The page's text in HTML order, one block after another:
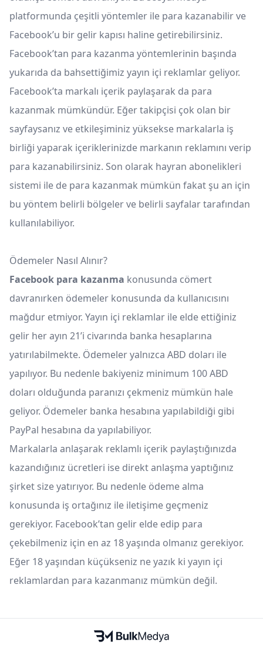
platformunda çeşitli yöntemler ile para kazanabilir ve
Facebook’u bir gelir kapısı haline getirebilirsiniz.
Facebook’tan para kazanma yöntemlerinin başında
yukarıda da bahsettiğimiz yayın içi reklamlar geliyor.
Facebook’ta markalı içerik paylaşarak da para
kazanmak mümkündür. Eğer takipçisi çok olan bir
sayfaysanız ve etkileşiminiz yüksekse markalarla iş
birliği yaparak içeriklerinizde markanın reklamını verip
para kazanabilirsiniz. Son olarak hayran abonelikleri
sistemi ile de para kazanmak mümkün fakat şu an için
bu yöntem belirli bölgeler ve belirli sayfalar tarafından
kullanılabiliyor.
Ödemeler Nasıl Alınır?
Facebook para kazanma konusunda cömert
davranırken ödemeler konusunda da kullanıcısını
mağdur etmiyor. Yayın içi reklamlar ile elde ettiğiniz
gelir her ayın 21’i civarında banka hesaplarına
yatırılabilmekte. Ödemeler yalnızca ABD doları ile
yapılıyor. Bu nedenle bakiyeniz minimum 100 ABD
doları olduğunda paranızı çekmeniz mümkün hale
geliyor. Ödemeler banka hesabına yapılabildiği gibi
PayPal hesabına da yapılabiliyor.
Markalarla anlaşarak reklamlı içerik paylaştığınızda
kazandığınız ücretleri ise direkt anlaşma yaptığınız
şirket size yatırıyor. Bu nedenle ödeme alma
konusunda iş ortağınız ile iletişime geçmeniz
gerekiyor. Facebook’tan gelir elde edip para
çekebilmeniz için en az 18 yaşında olmanız gerekiyor.
Eğer 18 yaşından küçükseniz ne yazık ki yayın içi
reklamlardan para kazanmanız mümkün değil.